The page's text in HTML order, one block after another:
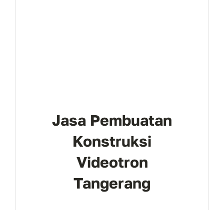
Jasa Pembuatan
Konstruksi
Videotron
Tangerang